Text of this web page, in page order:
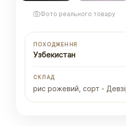
Фото реального товару
ПОХОДЖЕННЯ
Узбекистан
СКЛАД
рис рожевий, сорт -